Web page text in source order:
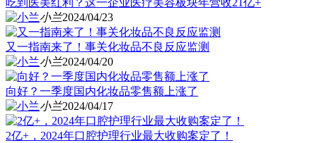
吃到医美红利？这一企业医疗美容板块年营收21亿+
小兰2024/04/23
又一指南来了！事关化妆品不良反应监测
小兰2024/04/20
向好？一季度国内化妆品零售额上涨了
小兰2024/04/17
2亿+，2024年口腔护理行业最大收购案定了！